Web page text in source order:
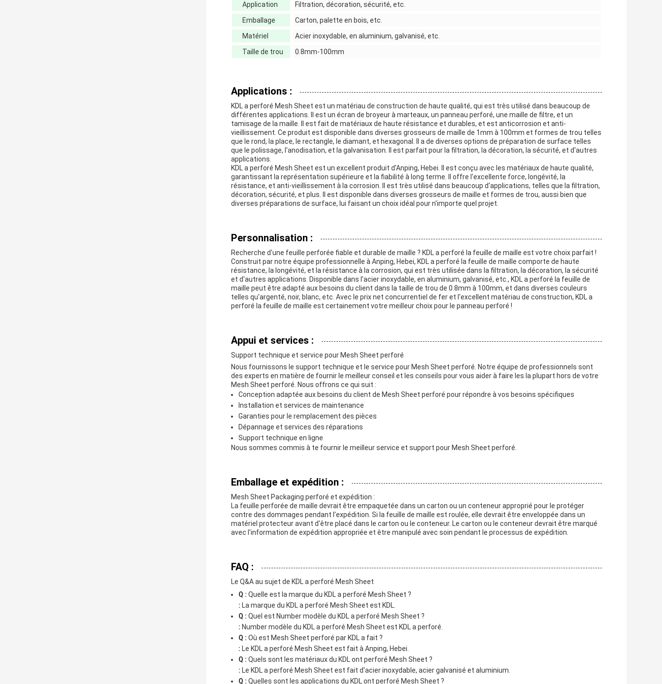
Application
Filtration, décoration, sécurité, etc.
Emballage
Carton, palette en bois, etc.
Matériel
Acier inoxydable, en aluminium, galvanisé, etc.
Taille de trou
0.8mm-100mm
Applications :
KDL a perforé Mesh Sheet est un matériau de construction de haute qualité, qui est très utilisé dans beaucoup de
différentes applications. Il est un écran de broyeur à marteaux, un panneau perforé, une maille de filtre, et un
tamisage de la maille. Il est fait de matériaux de haute résistance et durables, et est anticorrosion et anti-
vieillissement. Ce produit est disponible dans diverses grosseurs de maille de 1mm à 100mm et formes de trou telles
que le rond, la place, le rectangle, le diamant, et hexagonal. Il a de diverses options de préparation de surface telles
que le polissage, l'anodisation, et la galvanisation. Il est parfait pour la filtration, la décoration, la sécurité, et d'autres
applications.
KDL a perforé Mesh Sheet est un excellent produit d'Anping, Hebei. Il est conçu avec les matériaux de haute qualité,
garantissant la représentation supérieure et la fiabilité à long terme. Il offre l'excellente force, longévité, la
résistance, et anti-vieillissement à la corrosion. Il est très utilisé dans beaucoup d'applications, telles que la filtration,
décoration, sécurité, et plus. Il est disponible dans diverses grosseurs de maille et formes de trou, aussi bien que
diverses préparations de surface, lui faisant un choix idéal pour n'importe quel projet.
Personnalisation :
Recherche d'une feuille perforée fiable et durable de maille ? KDL a perforé la feuille de maille est votre choix parfait !
Construit par notre équipe professionnelle à Anping, Hebei, KDL a perforé la feuille de maille comporte de haute
résistance, la longévité, et la résistance à la corrosion, qui est très utilisée dans la filtration, la décoration, la sécurité
et d'autres applications. Disponible dans l'acier inoxydable, en aluminium, galvanisé, etc., KDL a perforé la feuille de
maille peut être adapté aux besoins du client dans la taille de trou de 0.8mm à 100mm, et dans diverses couleurs
telles qu'argenté, noir, blanc, etc. Avec le prix net concurrentiel de fer et l'excellent matériau de construction, KDL a
perforé la feuille de maille est certainement votre meilleur choix pour le panneau perforé !
Appui et services :
Support technique et service pour Mesh Sheet perforé
Nous fournissons le support technique et le service pour Mesh Sheet perforé. Notre équipe de professionnels sont
des experts en matière de fournir le meilleur conseil et les conseils pour vous aider à faire les la plupart hors de votre
Mesh Sheet perforé. Nous offrons ce qui suit :
Conception adaptée aux besoins du client de Mesh Sheet perforé pour répondre à vos besoins spécifiques
Installation et services de maintenance
Garanties pour le remplacement des pièces
Dépannage et services des réparations
Support technique en ligne
Nous sommes commis à te fournir le meilleur service et support pour Mesh Sheet perforé.
Emballage et expédition :
Mesh Sheet Packaging perforé et expédition :
La feuille perforée de maille devrait être empaquetée dans un carton ou un conteneur approprié pour le protéger
contre des dommages pendant l'expédition. Si la feuille de maille est roulée, elle devrait être enveloppée dans un
matériel protecteur avant d'être placé dans le carton ou le conteneur. Le carton ou le conteneur devrait être marqué
avec l'information de expédition appropriée et être manipulé avec soin pendant le processus de expédition.
FAQ :
Le Q&A au sujet de KDL a perforé Mesh Sheet
Q : Quelle est la marque du KDL a perforé Mesh Sheet ?
: La marque du KDL a perforé Mesh Sheet est KDL.
Q : Quel est Number modèle du KDL a perforé Mesh Sheet ?
: Number modèle du KDL a perforé Mesh Sheet est KDL a perforé.
Q : Où est Mesh Sheet perforé par KDL a fait ?
: Le KDL a perforé Mesh Sheet est fait à Anping, Hebei.
Q : Quels sont les matériaux du KDL ont perforé Mesh Sheet ?
: Le KDL a perforé Mesh Sheet est fait d'acier inoxydable, acier galvanisé et aluminium.
Q : Quelles sont les applications du KDL ont perforé Mesh Sheet ?